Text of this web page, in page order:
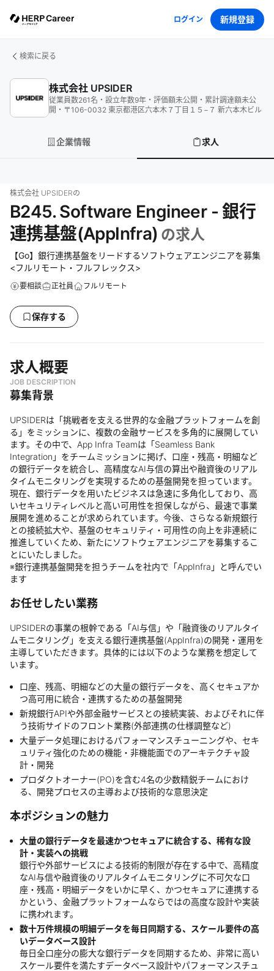
ログイン 新規登録
検索に戻る
株式会社 UPSIDER
従業員数261名 ・ 設立年数9年 ・ 評価額未公開 ・ 累計調達額未公
開 ・ 〒106-0032 東京都港区六本木７丁目１５−７ 新六本木ビル
企業情報 求人
株式会社 UPSIDERの
B245. Software Engineer - 銀行
連携基盤(AppInfra) の求人
【Go】銀行連携基盤をリードするソフトウェアエンジニアを募集
<フルリモート・フルフレックス>
要相談 正社員 フルリモート
保存する
求人概要
JOB DESCRIPTION
募集背景
UPSIDERは「挑戦者を支える世界的な金融プラットフォームを創
る」をミッションに、複数の金融サービスを多角的に展開してい
ます。その中で、App Infra Teamは「Seamless Bank
Integration」をチームミッションに掲げ、口座・残高・明細など
の銀行データを統合し、高精度なAI与信の算出や融資後のリアル
タイムモニタリングを実現するための基盤開発を担っています。
現在、銀行データを用いたビジネスは急速に多角化しており、高
いセキュリティレベルと高い可用性を担保しながら、最速で事業
展開を進めることが求められています。今後、さらなる新規銀行
との接続拡大や、基盤のセキュリティ・可用性の向上を非連続に
推進していくため、新たにソフトウェアエンジニアを募集するこ
とにいたしました。
※銀行連携基盤開発を担うチームを社内で「AppInfra」と呼んでい
ます
お任せしたい業務
UPSIDERの事業の根幹である「AI与信」や「融資後のリアルタイ
ムモニタリング」を支える銀行連携基盤(AppInfra)の開発・運用を
主導していただきます。具体的には以下のような業務を想定して
います。
口座、残高、明細などの大量の銀行データを、高くセキュアか
つ高可用に統合・連携するための基盤開発
新規銀行APIや外部金融サービスとの接続実装、およびそれに伴
う技術サイドのフロント業務(外部連携の仕様調整など)
大量データ処理におけるパフォーマンスチューニングや、セキ
ュリティ強化のための機能・非機能面でのアーキテクチャ設
計・開発
プロダクトオーナー(PO)を含む4名の少数精鋭チームにおけ
る、開発プロセスの主導および技術的な意思決定
本ポジションの魅力
大量の銀行データを最速かつセキュアに統合する、稀有な設
計・実装への挑戦
銀行や外部サービスによる技術的制限が存在する中で、高精度
なAI与信や融資後のリアルタイムモニタリングに不可欠な口
座・残高・明細データをいかに早く、かつセキュアに連携する
かという、金融プラットフォームならではの高度な設計や実装
に携われます。
数十万件規模の明細データを毎日同期する、スケール要件の高
いデータベース設計
毎日全口座分の膨大な銀行データを同期するため、非常に高い
スケール要件を満たすデータベース設計やパフォーマンスチュ